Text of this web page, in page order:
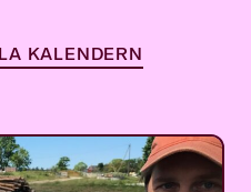
KALENDERN